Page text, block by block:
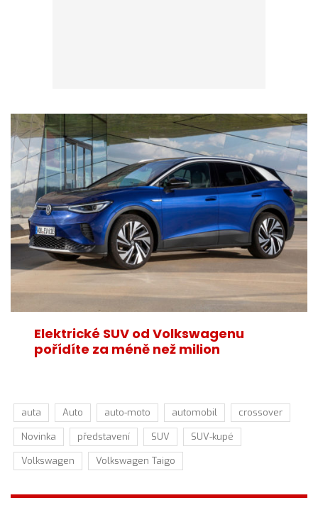
Elektrické SUV od Volkswagenu
pořídíte za méně než milion
auta Auto auto-moto automobil
crossover
Novinka
představení SUV
SUV-kupé
Volkswagen
Volkswagen Taigo